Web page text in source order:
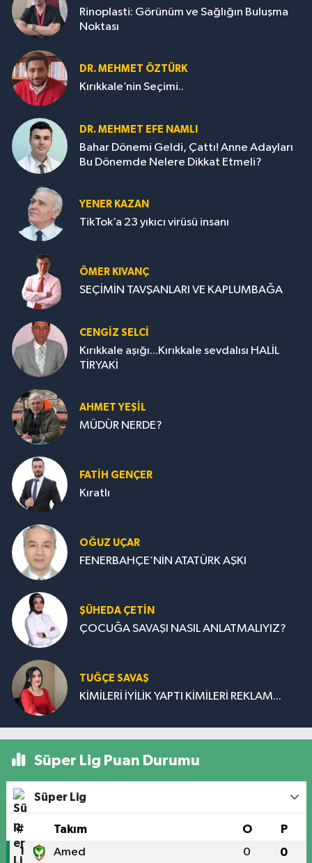
Rinoplasti: Görünüm ve Sağlığın Buluşma
Noktası
DR. MEHMET ÖZTÜRK
Kırıkkale’nin Seçimi..
DR. MEHMET EFE NAMLI
Bahar Dönemi Geldi, Çattı! Anne Adayları
Bu Dönemde Nelere Dikkat Etmeli?
YENER KAZAN
TikTok’a 23 yıkıcı virüsü insanı
ÖMER KIVANÇ
SEÇİMİN TAVŞANLARI VE KAPLUMBAĞA
CENGİZ SELCİ
Kırıkkale aşığı...Kırıkkale sevdalısı HALİL
TİRYAKİ
AHMET YEŞİL
MÜDÜR NERDE?
FATIH GENÇER
Kıratlı
OĞUZ UÇAR
FENERBAHÇE’NİN ATATÜRK AŞKI
ŞÜHEDA ÇETİN
ÇOCUĞA SAVAŞI NASIL ANLATMALIYIZ?
TUĞÇE SAVAŞ
KİMİLERİ İYİLİK YAPTI KİMİLERİ REKLAM...
Süper Lig Puan Durumu
Süper Lig
# Takım O P
1 Amed 0 0